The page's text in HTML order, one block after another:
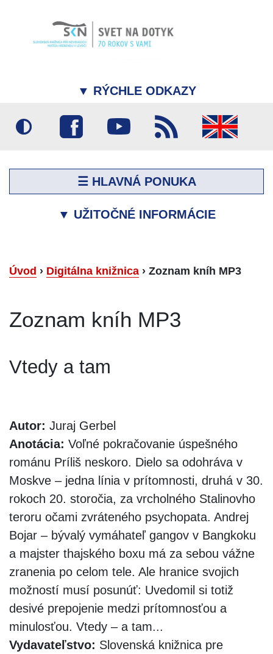
▼ RÝCHLE ODKAZY
☰ HLAVNÁ PONUKA
▼ UŽITOČNÉ INFORMÁCIE
Úvod › Digitálna knižnica › Zoznam kníh MP3
Zoznam kníh MP3
Vtedy a tam
Autor: Juraj Gerbel
Anotácia: Voľné pokračovanie úspešného
románu Príliš neskoro. Dielo sa odohráva v
Moskve – jedna línia v prítomnosti, druhá v 30.
rokoch 20. storočia, za vrcholného Stalinovho
teroru očami zvráteného psychopata. Andrej
Bojar – bývalý vymáhateľ gangov v Bangkoku
a majster thajského boxu má za sebou vážne
zranenia po celom tele. Ale hranice svojich
možností musí posunúť: Uvedomil si totiž
desivé prepojenie medzi prítomnosťou a
minulosťou. Vtedy – a tam...
Vydavateľstvo: Slovenská knižnica pre